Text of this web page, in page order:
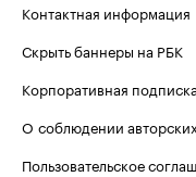
Контактная информация
Скрыть баннеры на РБК
Корпоративная подписка
О соблюдении
Пользовательское